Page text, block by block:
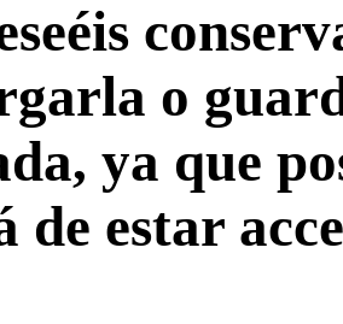
o
ya que
de estar